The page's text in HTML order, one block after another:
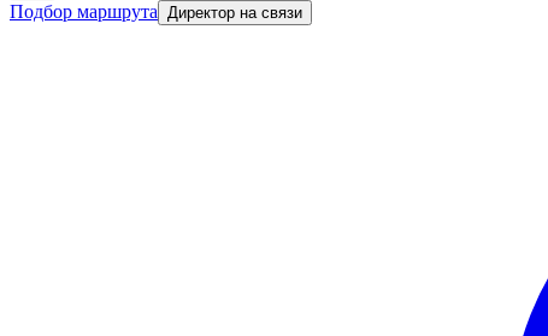
Подбор маршрута Директор на связи